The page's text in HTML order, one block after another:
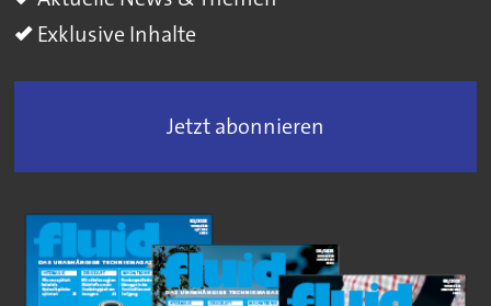
Exklusive Inhalte
Jetzt abonnieren